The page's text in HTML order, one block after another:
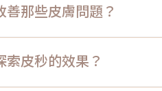
那些皮膚問題？
皮秒的效果？